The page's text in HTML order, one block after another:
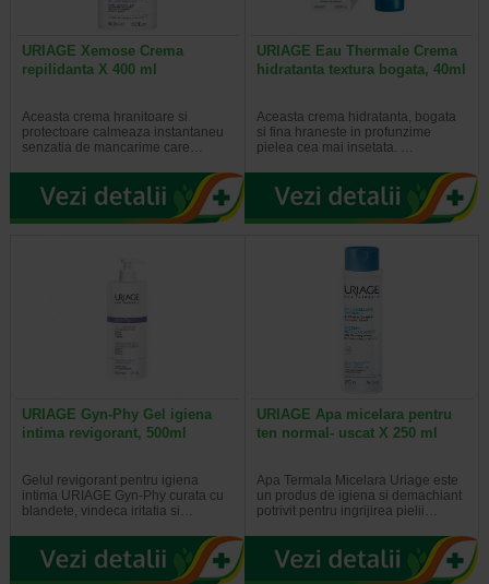
URIAGE Xemose Crema
repilidanta X 400 ml
Aceasta crema hranitoare si
protectoare calmeaza instantaneu
senzatia de mancarime care…
URIAGE Eau Thermale Crema
hidratanta textura bogata, 40ml
Aceasta crema hidratanta, bogata
si fina hraneste in profunzime
pielea cea mai insetata. …
URIAGE Gyn-Phy Gel igiena
intima revigorant, 500ml
Gelul revigorant pentru igiena
intima URIAGE Gyn-Phy curata cu
blandete, vindeca iritatia si…
URIAGE Apa micelara pentru
ten normal- uscat X 250 ml
Apa Termala Micelara Uriage este
un produs de igiena si demachiant
potrivit pentru ingrijirea pielii…